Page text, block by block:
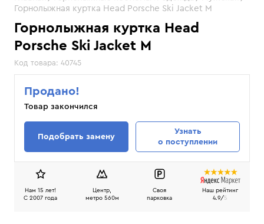
Горнолыжная куртка Head
Porsche Ski Jacket M
Код товара: 40745
Горнолыжная куртка Head Porsche Ski Jacket M
Продано!
Товар закончился
Подобрать замену
Узнать
о поступлении
Нам 15 лет!
C 2007 года
Центр,
метро 560м
Своя
парковка
Наш рейтинг
4.9/5